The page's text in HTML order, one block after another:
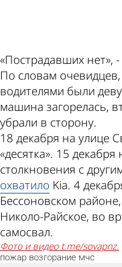
«Пострадавших нет»,
По словам
водителями были
машина загорелась,
убрали в сторону.
18 декабря на улице
«десятка». 15
столкновения с
охватило Kia. 4
Бессоновском
Николо-Райское, во
самосвал.
Фото и видео t.me/sovapnz.
пожар возгорание мчс